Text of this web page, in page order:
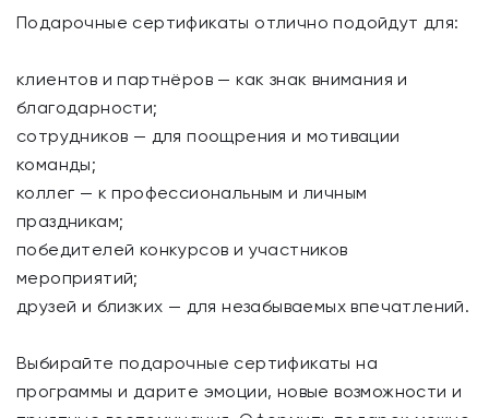
Подарочные сертификаты отлично подойдут для:
клиентов и партнёров — как знак внимания и
благодарности;
сотрудников — для поощрения и мотивации
команды;
коллег — к профессиональным и личным
праздникам;
победителей конкурсов и участников
мероприятий;
друзей и близких — для незабываемых впечатлений.
Выбирайте подарочные сертификаты на
программы и дарите эмоции, новые возможности и